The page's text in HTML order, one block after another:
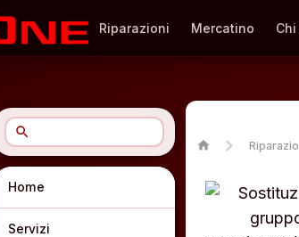
Riparazioni Mercatino
search
Home
Servizi
home